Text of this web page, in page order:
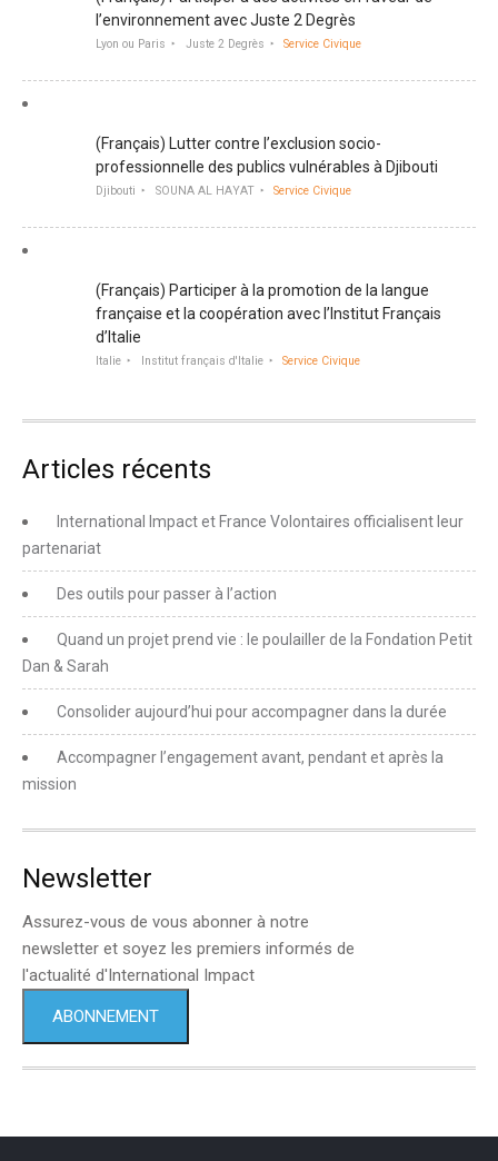
l’environnement avec Juste 2 Degrès
Lyon ou Paris Juste 2 Degrès Service Civique
(Français) Lutter contre l’exclusion socio-
professionnelle des publics vulnérables à Djibouti
Djibouti SOUNA AL HAYAT Service Civique
(Français) Participer à la promotion de la langue
française et la coopération avec l’Institut Français
d’Italie
Italie Institut français d'Italie Service Civique
Articles récents
International Impact et France Volontaires officialisent leur
partenariat
Des outils pour passer à l’action
Quand un projet prend vie : le poulailler de la Fondation Petit
Dan & Sarah
Consolider aujourd’hui pour accompagner dans la durée
Accompagner l’engagement avant, pendant et après la
mission
Newsletter
Assurez-vous de vous abonner à notre
newsletter et soyez les premiers informés de
l'actualité d'International Impact
ABONNEMENT